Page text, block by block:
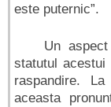
este puternic”.
Un
statutul acestui
raspandire.
aceasta